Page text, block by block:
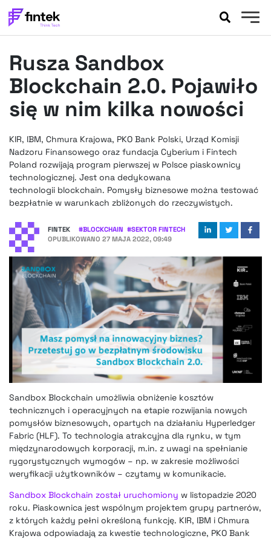
BANKOWOŚĆ
EVENTY
FELIETONY
WYWIADY
PODCASTY
FINTEKEXTRA
OKIEM EKSPERTA
Rusza Sandbox
Blockchain 2.0. Pojawiło
się w nim kilka nowości
KIR, IBM, Chmura Krajowa, PKO Bank Polski, Urząd Komisji
Nadzoru Finansowego oraz fundacja Cyberium i Fintech
Poland rozwijają program pierwszej w Polsce piaskownicy
technologicznej. Jest ona dedykowana
technologii blockchain. Pomysły biznesowe można testować
bezpłatnie w warunkach zbliżonych do rzeczywistych.
FINTEK #BLOCKCHAIN #SEKTOR FINTECH
OPUBLIKOWANO 27 MAJA 2022, 09:49
Sandbox Blockchain umożliwia obniżenie kosztów
technicznych i operacyjnych na etapie rozwijania nowych
pomysłów biznesowych, opartych na działaniu Hyperledger
Fabric (HLF). To technologia atrakcyjna dla rynku, w tym
międzynarodowych korporacji, m.in. z uwagi na spełnianie
rygorystycznych wymogów – np. w zakresie możliwości
weryfikacji użytkowników – czytamy w komunikacie.
Sandbox Blockchain został uruchomiony w listopadzie 2020
roku. Piaskownica jest wspólnym projektem grupy partnerów,
z których każdy pełni określoną funkcję. KIR, IBM i Chmura
Krajowa odpowiadają za kwestie technologiczne, PKO Bank